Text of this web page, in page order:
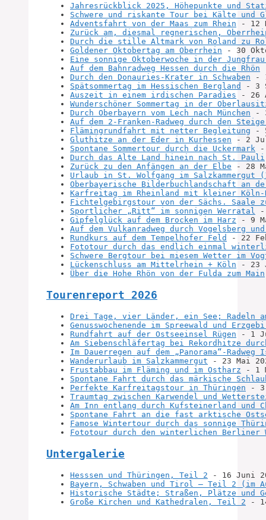
Jahresrückblick 2025, Höhepunkte und
Schwere und riskante Tour bei Kälte und
Adventsfahrt von der Maas zum Rhein - 12
Zurück am, diesmal regnerischen,
Durch die stille Altmark von Roland zu
Goldener Oktobertag am Oberrhein - 30
Eine sonnige Oktoberwoche in der
Auf dem Bahnradweg Hessen durch die Rhön
Durch den Donauries-Krater in Schwaben -
Spätsommertag im Hessischen Bergland
- 3
Auszeit in einem irdischen Paradies - 26
Wunderschöner Sommertag in der
Durch Oberbayern vom Lech nach München -
Auf dem 2-Franken-Radweg durch den
Flämingrundfahrt mit netter Begleitung -
Gluthitze an der Eder in Kurhessen - 2
Spontane Sommertour durch die Uckermark -
Durch das Alte Land hinein nach St. Pauli
Zurück zu den Anfängen an der Elbe - 28
Urlaub in St. Wolfgang im Salzkammergut
Oberbayerische Bilderbuchlandschaft an
Karfreitag im Rheinland mit kleiner Köln-
Fichtelgebirgstour von der Sächs. Saale
Sportlicher „Ritt“ im sonnigen Werratal
-
Gipfelglück auf dem Brocken im Harz - 9
Auf dem Vulkanradweg durch Vogelsberg
Rundkurs auf dem Tempelhofer Feld
- 22
Fototour durch das endlich einmal
Schwere Bergtour bei miesem Wetter im
Lückenschluss am Mittelrhein + Köln - 23
Über die Hohe Rhön von der Fulda zum Main
Tourenreport 2026
Drei Tage, vier Länder, ein See; Radeln am
Genusswochenende im Spreewald und
Rundfahrt auf der Ostseeinsel Rügen - 1
Am Siebenschläfertag bei Rekordhitze
Im Dauerregen auf dem „Panorama“-Radweg
Wanderurlaub im Salzkammergut - 23 Mai
Frustabbau im Fläming und im Ostharz - 1
Spontane Fahrt durch das märkische
Perfekte Karfreitagstour in Thüringen - 3
Traumtag zwischen Karwendel und
Am Inn entlang durch Kufsteinerland und
Spontane Fahrt an die fast arktische
Famose Wintertour durch das sonnige
Fototour durch den winterlichen Berliner
Untergalerie
Hesssen und Thüringen, Teil 2 - 16 Juni
Bayern, Schwaben und Tirol – Teil 2 (im
Historische Städte; Straßen, Plätze und
Große Kirchen und Kathedralen, Teil 2 -